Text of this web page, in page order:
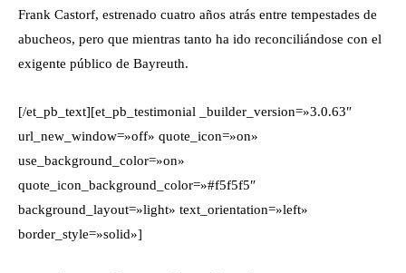
Frank Castorf, estrenado cuatro años atrás entre tempestades de
abucheos, pero que mientras tanto ha ido reconciliándose con el
exigente público de Bayreuth.
[/et_pb_text][et_pb_testimonial _builder_version=»3.0.63″
url_new_window=»off» quote_icon=»on»
use_background_color=»on»
quote_icon_background_color=»#f5f5f5″
background_layout=»light» text_orientation=»left»
border_style=»solid»]